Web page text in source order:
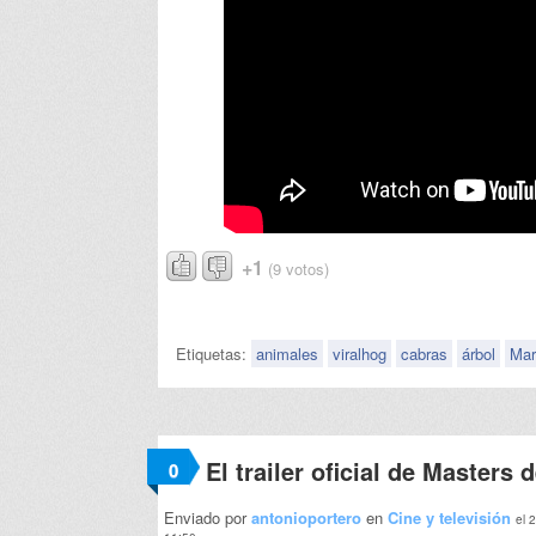
+1 (9 votos)
Etiquetas: animales viralhog cabras árbol
0 El trailer oficial de Masters
Enviado porantonioportero en Cine y televisión el